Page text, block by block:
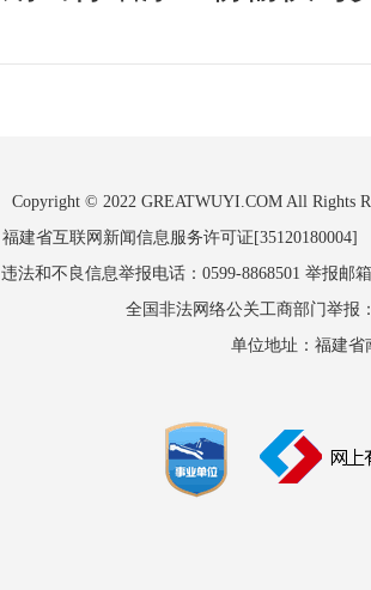
Copyright © 2022 GREATWUYI.COM All Rights
福建省互联网新闻信息服务许可证
违法和不良信息举报电话：0599-8868501 举报邮
全国非法网络公关工商部门举报
单位地址：福建省